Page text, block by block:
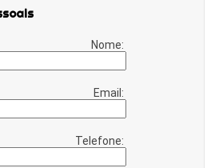
Nome:
Email:
Telefone: